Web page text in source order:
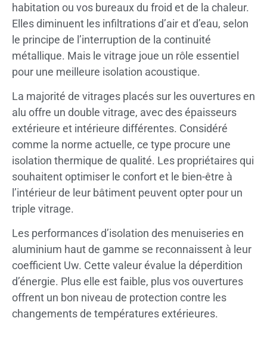
habitation ou vos bureaux du froid et de la chaleur.
Elles diminuent les infiltrations d’air et d’eau, selon
le principe de l’interruption de la continuité
métallique. Mais le vitrage joue un rôle essentiel
pour une meilleure isolation acoustique.
La majorité de vitrages placés sur les ouvertures en
alu offre un double vitrage, avec des épaisseurs
extérieure et intérieure différentes. Considéré
comme la norme actuelle, ce type procure une
isolation thermique de qualité. Les propriétaires qui
souhaitent optimiser le confort et le bien-être à
l’intérieur de leur bâtiment peuvent opter pour un
triple vitrage.
Les performances d’isolation des menuiseries en
aluminium haut de gamme se reconnaissent à leur
coefficient Uw. Cette valeur évalue la déperdition
d’énergie. Plus elle est faible, plus vos ouvertures
offrent un bon niveau de protection contre les
changements de températures extérieures.